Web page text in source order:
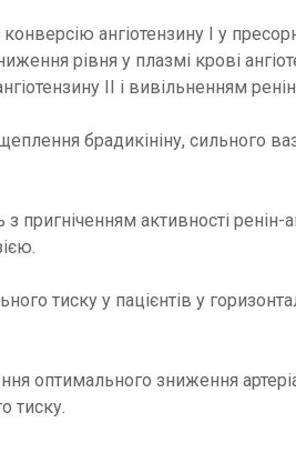
ангіотензину І у
рівня у плазмі крові
ІІ і вивільненням
брадикініну, сильного
активності
тиску у пацієнтів у
оптимального зниження
тиску.